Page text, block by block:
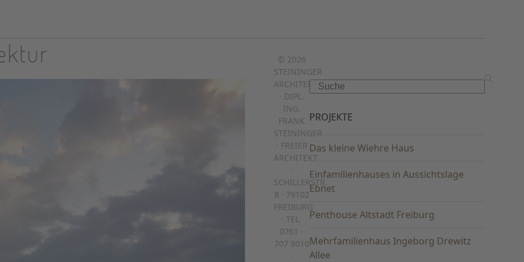
Search
PROJEKTE
Das kleine Wiehre Haus
Einfamilienhauses in Aussichtslage
Ebnet
Penthouse Altstadt Freiburg
Mehrfamilienhaus Ingeborg Drewitz
Allee
© 2026
STEININGER
ARCHITEKTEN
· DIPL.
ING.
FRANK
STEININGER
· FREIER
ARCHITEKT
SCHILLERSTR.
8 · 79102
FREIBURG
· TEL.
0761 -
707 9010